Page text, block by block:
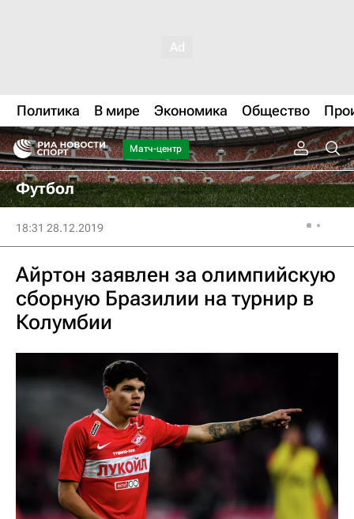
Политика В мире Экономика Общество
Матч-центр
Футбол
18:31 28.12.2019
Айртон заявлен за олимпийскую
сборную Бразилии на турнир в
Колумбии